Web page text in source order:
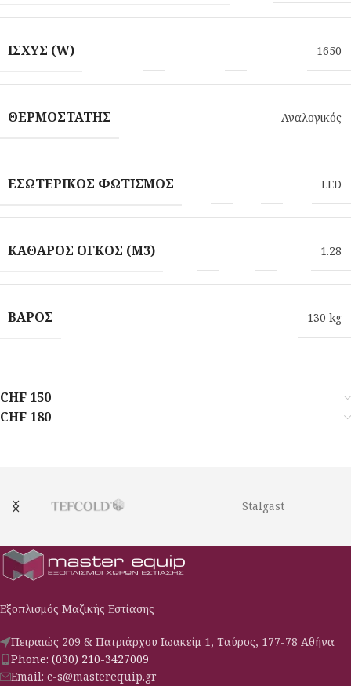
ΙΣΧΎΣ (W) 1650
ΘΕΡΜΟΣΤΆΤΗΣ Αναλογικός
ΕΣΩΤΕΡΙΚΌΣ ΦΩΤΙΣΜΌΣ LED
ΚΑΘΑΡΌΣ ΌΓΚΟΣ (M3) 1.28
ΒΆΡΟΣ 130 kg
CHF 150
CHF 180
Stalgast
Εξοπλισμός Μαζικής Εστίασης
Πειραιώς 209 & Πατριάρχου Ιωακείμ 1, Ταύρος, 177-78 Αθήνα
Phone: (030) 210-3427009
Email: c-s@masterequip.gr